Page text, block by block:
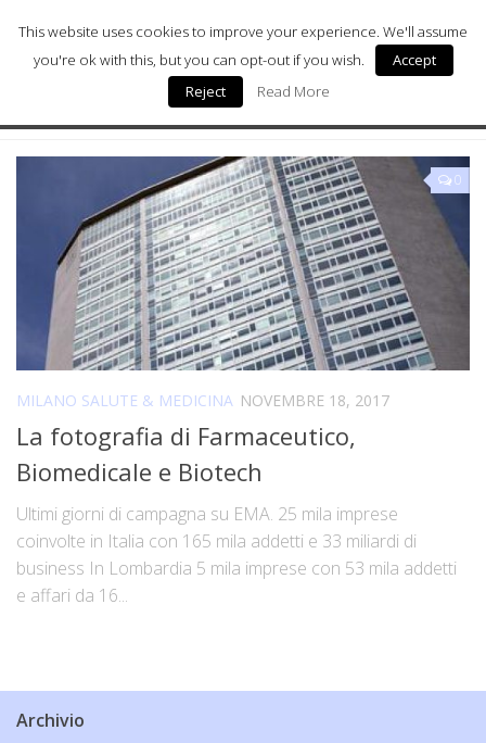
Milano Sostenibile
Milano Wellness
Milano Salute & Medicina
Milano Donna
Digital Health
Chi siamo
BIOMEDICALE
0
MILANO SALUTE & MEDICINA NOVEMBRE 18, 2017
La fotografia di Farmaceutico,
Biomedicale e Biotech
Ultimi giorni di campagna su EMA. 25 mila imprese
coinvolte in Italia con 165 mila addetti e 33 miliardi di
business In Lombardia 5 mila imprese con 53 mila addetti
e affari da 16...
Archivio
This website uses cookies to improve your experience. We'll assume
you're ok with this, but you can opt-out if you wish.
Accept
Reject
Read More